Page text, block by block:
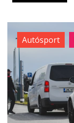
Autósport